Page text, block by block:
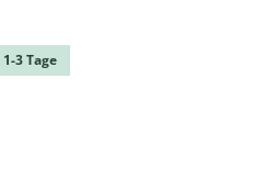
von 0 von 5 Sternen
3 Tage